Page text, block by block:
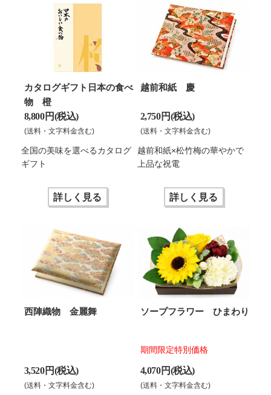
カタログギフト日本の食べ
物 橙
8,800 円(税込)
(送料・文字料金含む)
全国の美味を選べるカタログ
ギフト
詳しく見る
越前和紙 慶
2,750 円(税込)
(送料・文字料金含む)
越前和紙×松竹梅の華やかで
上品な祝電
詳しく見る
西陣織物 金麗舞
3,520 円(税込)
(送料・文字料金含む)
ソープフラワー ひまわり
期間限定特別価格
4,070 円(税込)
(送料・文字料金含む)